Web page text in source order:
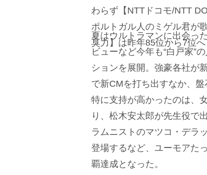
わらず【NTTドコモ/NTT
ポルトガル人のミゲル君が
臭力】は昨年85位から7位
夏はウルトラマンに出会っ
ビューなど今年も“白戸家”
ションを展開。強豪各社が
で新CMを打ち出すなか、盤
特に支持が高かったのは、
り、松木安太郎が先生役で
ラムニストのマツコ・デラ
登場するなど、ユーモアた
覇達成となった。